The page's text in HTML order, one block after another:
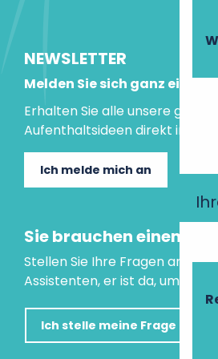
NEWSLETTER
Melden Sie sich ganz
Erhalten Sie alle unsere guten
Aufenthaltsideen direkt in Ihre
Ich melde mich an
Sie brauchen einen Rat?
Stellen Sie Ihre Fragen an
Assistenten, er ist da, um Ihnen
Ich stelle meine Frage